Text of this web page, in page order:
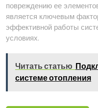
повреждению ее
является ключевым
эффективной работы
условиях.
Читать статью
системе отопления